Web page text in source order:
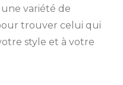
une variété de
trouver celui qui
style et à votre